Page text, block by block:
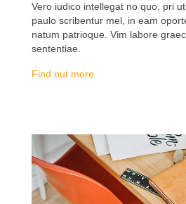
Vero iudico intellegat no quo, pri
paulo scribentur mel, in eam
natum patrioque. Vim labore
sententiae.
Find out more